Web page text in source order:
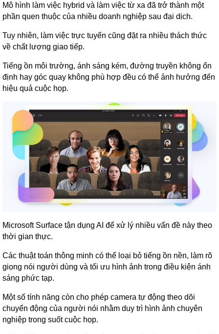
Mô hình làm việc hybrid và làm việc từ xa đã trở thành một
phần quen thuộc của nhiều doanh nghiệp sau đại dịch.
Tuy nhiên, làm việc trực tuyến cũng đặt ra nhiều thách thức
về chất lượng giao tiếp.
Tiếng ồn môi trường, ánh sáng kém, đường truyền không ổn
định hay góc quay không phù hợp đều có thể ảnh hưởng đến
hiệu quả cuộc họp.
Microsoft Surface tận dụng AI để xử lý nhiều vấn đề này theo
thời gian thực.
Các thuật toán thông minh có thể loại bỏ tiếng ồn nền, làm rõ
giọng nói người dùng và tối ưu hình ảnh trong điều kiện ánh
sáng phức tạp.
Một số tính năng còn cho phép camera tự động theo dõi
chuyển động của người nói nhằm duy trì hình ảnh chuyên
nghiệp trong suốt cuộc họp.